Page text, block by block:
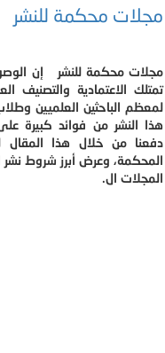
مجلات محكمة للنشر
مجلات محكمة للنشر إن
تمتلك الاعتمادية والتصنيف
لمعظم الباحثين العلميين
هذا النشر من فوائد كبيرة
دفعنا من خلال هذا المقال
المحكمة، وعرض أبرز شروط نشر
المجلات ال.